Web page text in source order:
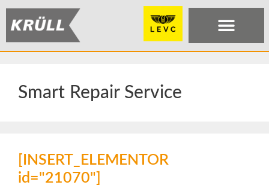
Smart Repair Service
[INSERT_ELEMENTOR
id="21070"]